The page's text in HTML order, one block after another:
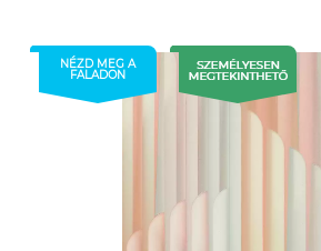
NÉZD MEG A
FALADON